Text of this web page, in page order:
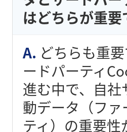
はどちらが重要
どちらも重
ードパーティ
進む中で、自社
動データ（ファ
ティ）の重要性